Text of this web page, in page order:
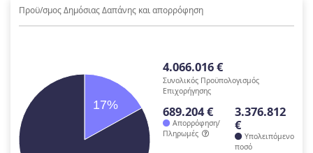
Προϋ/σμος Δημόσιας Δαπάνης και απορρόφηση
17%
4.066.016 €
Συνολικός Προϋπολογισμός
Επιχορήγησης
689.204 €
Απορρόφηση/
Πληρωμές
3.376.812
€
Υπολειπόμενο
ποσό